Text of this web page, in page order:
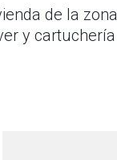
de la
y